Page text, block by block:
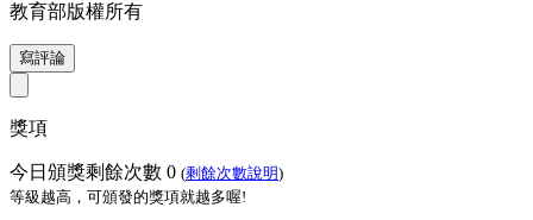
教育部版權所有
寫評論
獎項
今日頒獎剩餘次數 0 (剩餘次數說明)
等級越高，可頒發的獎項就越多喔!